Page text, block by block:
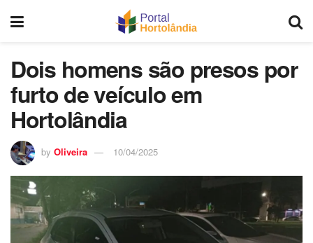
Dois homens são presos por
furto de veículo em
Hortolândia
by Oliveira 10/04/2025